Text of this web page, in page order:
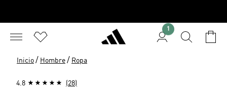
1
Inicio / Hombre / Ropa
4.8 (28)